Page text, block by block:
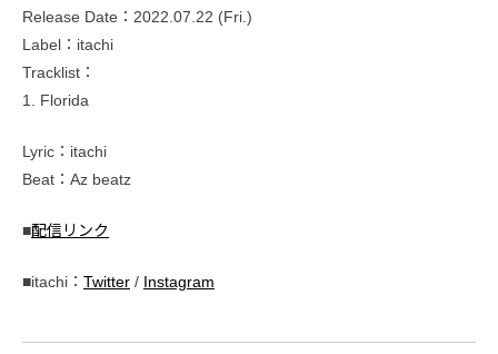
Release Date：2022.07.22 (Fri.)
Label：itachi
Tracklist：
1. Florida
Lyric：itachi
Beat：Az beatz
■配信リンク
■itachi： Twitter / Instagram